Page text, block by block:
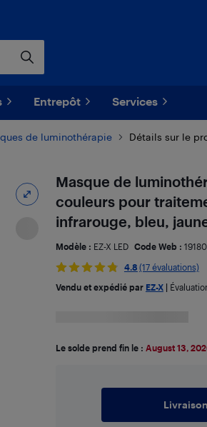
Entrepôt Services
de luminothérapie Détails sur le
Masque de
couleurs pour
infrarouge, bleu,
Modèle : EZ-X LED Code Web :
4.8 (17 évaluations)
Vendu et expédié par EZ-X|
Le solde prend fin le : August 13,
Livraison